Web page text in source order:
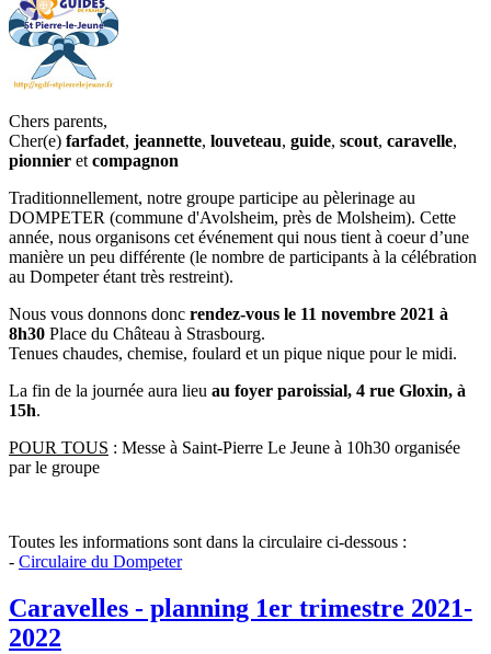
Chers parents,
Cher(e) farfadet, jeannette, louveteau, guide, scout, caravelle,
pionnier etcompagnon
Traditionnellement, notre groupe participe au pèlerinage au
DOMPETER (commune d'Avolsheim, près de Molsheim). Cette
année, nous organisons cet événement qui nous tient à coeur d’une
manière un peu différente (le nombre de participants à la célébration
au Dompeter étant très restreint).
Nous vous donnons donc rendez-vous le 11 novembre 2021 à
8h30 Place du Château à Strasbourg.
Tenues chaudes, chemise, foulard et un pique nique pour le midi.
La fin de la journée aura lieu au foyer paroissial, 4 rue Gloxin, à
15h.
POUR TOUS : Messe à Saint-Pierre Le Jeune à 10h30 organisée
par le groupe
Toutes les informations sont dans la circulaire ci-dessous :
- Circulaire du Dompeter
Caravelles - planning 1er trimestre 2021-
2022